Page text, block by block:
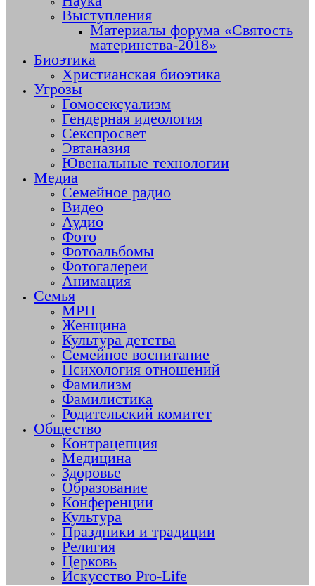
Выступления
Материалы форума «Святость
материнства-2018»
Биоэтика
Христианская биоэтика
Угрозы
Гомосексуализм
Гендерная идеология
Секспросвет
Эвтаназия
Ювенальные технологии
Медиа
Семейное радио
Видео
Аудио
Фото
Фотоальбомы
Фотогалереи
Анимация
Семья
МРП
Женщина
Культура детства
Семейное воспитание
Психология отношений
Фамилизм
Фамилистика
Родительский комитет
Общество
Контрацепция
Медицина
Здоровье
Образование
Конференции
Культура
Праздники и традиции
Религия
Церковь
Искусство Pro-Life